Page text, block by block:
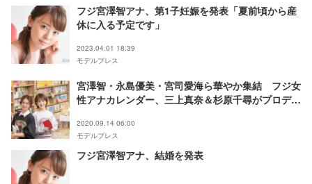
フジ宮澤智アナ、第1子妊娠を発表「夏前頃から産
休に入る予定です」
2023.04.01 18:39
モデルプレス
宮澤智・永島優美・宮司愛海ら華やか集結 フジ女
性アナカレンダー、三上真奈＆杉原千尋がプロデュ
2020.09.14 06:00
モデルプレス
フジ宮澤智アナ、結婚を発表